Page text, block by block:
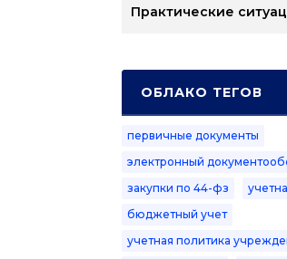
Практические
ОБЛАКО ТЕГОВ
первичные документы
электронный
закупки по 44-фз
бюджетный учет
учетная политика